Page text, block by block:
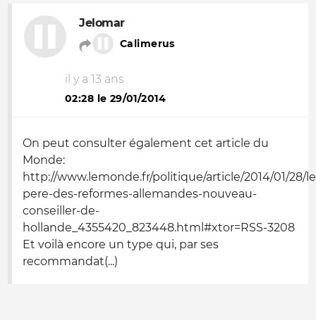
Jelomar
Calimerus
il y a 13 ans
02:28 le 29/01/2014
On peut consulter également cet article du
Monde:
http://www.lemonde.fr/politique/article/2014/01/28/
pere-des-reformes-allemandes-nouveau-
conseiller-de-
hollande_4355420_823448.html#xtor=RSS-3208
Et voilà encore un type qui, par ses
recommandat(...)